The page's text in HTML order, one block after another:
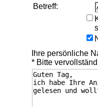
Betreff:
Ihre persönliche
* Bitte